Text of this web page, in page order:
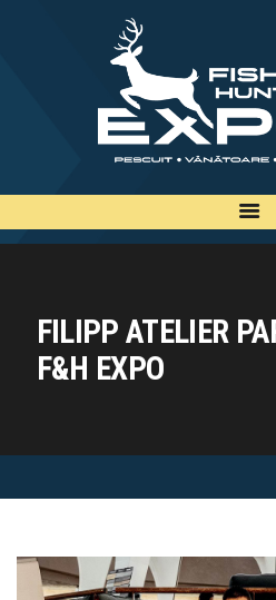
FILIPP ATELIER
F&H EXPO
INFO
INSCRIERE
TARIFE
EDITII
CONTACT
EN